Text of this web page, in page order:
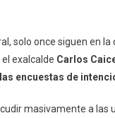
solo once siguen en
el exalcalde Carlos
encuestas de
masivamente a